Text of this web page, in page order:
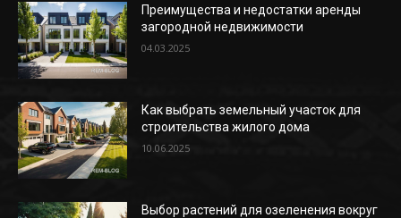
Преимущества и недостатки аренды
загородной недвижимости
04.03.2025
Как выбрать земельный участок для
строительства жилого дома
10.06.2025
Выбор растений для озеленения вокруг